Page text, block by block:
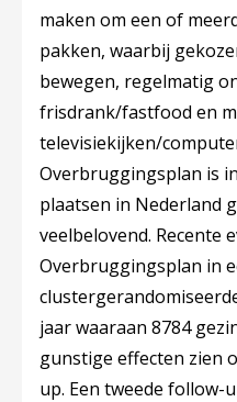
maken om een of
pakken, waarbij
bewegen, regelmatig
frisdrank/fastfood en
televisiekijken/
Overbruggingsplan is
plaatsen in Nederland
veelbelovend. Recente
Overbruggingsplan in
jaar waaraan 8784
gunstige effecten zien
up. Een tweede follow-